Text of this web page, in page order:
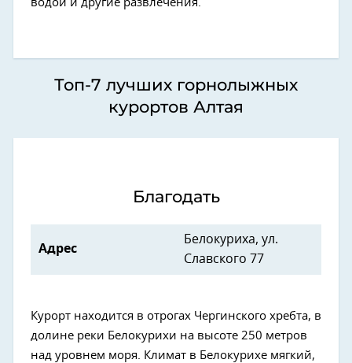
водой и другие развлечения.
Топ-7 лучших горнолыжных
курортов Алтая
Благодать
Адрес
Белокуриха, ул.
Славского 77
Курорт находится в отрогах Чергинского хребта, в
долине реки Белокурихи на высоте 250 метров
над уровнем моря. Климат в Белокурихе мягкий,